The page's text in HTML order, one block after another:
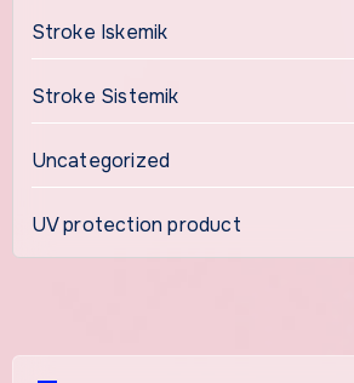
Stroke Iskemik
Stroke Sistemik
Uncategorized
UV protection product